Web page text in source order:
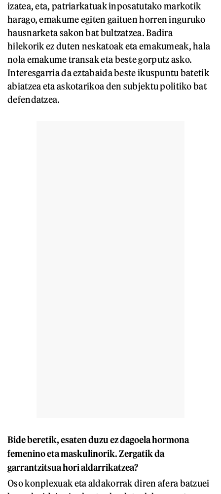
izatea, eta, patriarkatuak inposatutako markotik
harago, emakume egiten gaituen horren inguruko
hausnarketa sakon bat bultzatzea. Badira
hilekorik ez duten neskatoak eta emakumeak, hala
nola emakume transak eta beste gorputz asko.
Interesgarria da eztabaida beste ikuspuntu batetik
abiatzea eta askotarikoa den subjektu politiko bat
defendatzea.
Bide beretik, esaten duzu ez dagoela hormona
femenino eta maskulinorik. Zergatik da
garrantzitsua hori aldarrikatzea?
Oso konplexuak eta aldakorrak diren afera batzuei